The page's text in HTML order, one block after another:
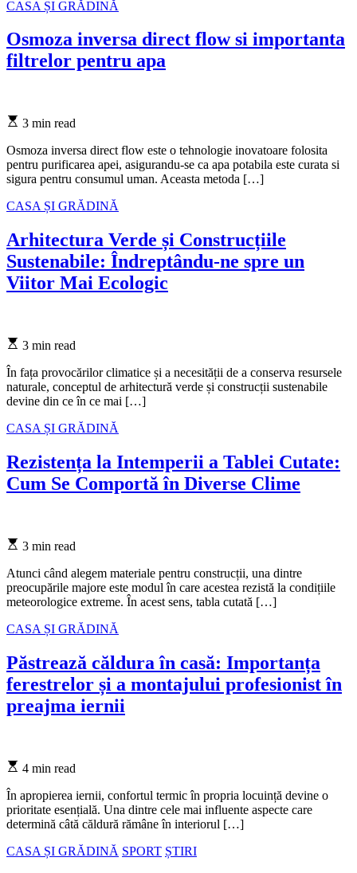
Categories
CASA ȘI GRĂDINĂ
Osmoza inversa direct flow si importanta
filtrelor pentru apa
Estimated
time
3 min read
Osmoza inversa direct flow este o tehnologie inovatoare folosita
pentru purificarea apei, asigurandu-se ca apa potabila este curata si
sigura pentru consumul uman. Aceasta metoda […]
Categories
CASA ȘI GRĂDINĂ
Arhitectura Verde și Construcțiile
Sustenabile: Îndreptându-ne spre un
Viitor Mai Ecologic
Estimated
time
3 min read
În fața provocărilor climatice și a necesității de a conserva resursele
naturale, conceptul de arhitectură verde și construcții sustenabile
devine din ce în ce mai […]
Categories
CASA ȘI GRĂDINĂ
Rezistența la Intemperii a Tablei Cutate:
Cum Se Comportă în Diverse Clime
Estimated
time
3 min read
Atunci când alegem materiale pentru construcții, una dintre
preocupările majore este modul în care acestea rezistă la condițiile
meteorologice extreme. În acest sens, tabla cutată […]
Categories
CASA ȘI GRĂDINĂ
Păstrează căldura în casă: Importanța
ferestrelor și a montajului profesionist în
preajma iernii
Estimated
time
4 min read
În apropierea iernii, confortul termic în propria locuință devine o
prioritate esențială. Una dintre cele mai influente aspecte care
determină câtă căldură rămâne în interiorul […]
Categories
CASA ȘI GRĂDINĂ SPORT ȘTIRI